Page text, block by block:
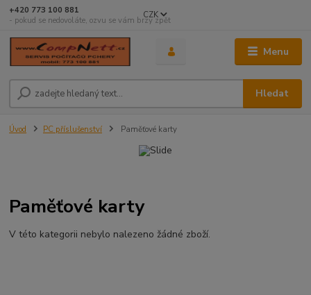
Menu
CZK
Hledat
+420 773 100 881
- pokud se nedovoláte, ozvu se vám brzy zpět
Úvod PC příslušenství Paměťové karty
Paměťové karty
V této kategorii nebylo nalezeno žádné zboží.